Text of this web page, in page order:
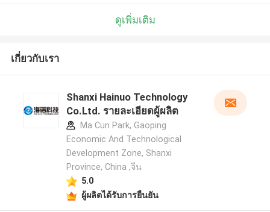
ดูเพิ่มเติม
เกี่ยวกับเรา
Shanxi Hainuo Technology
Co.Ltd. รายละเอียดผู้ผลิต
Ma Cun Park, Gaoping
Economic And Technological
Development Zone, Shanxi
Province, China ,จีน
5.0
ผู้ผลิตได้รับการยืนยัน